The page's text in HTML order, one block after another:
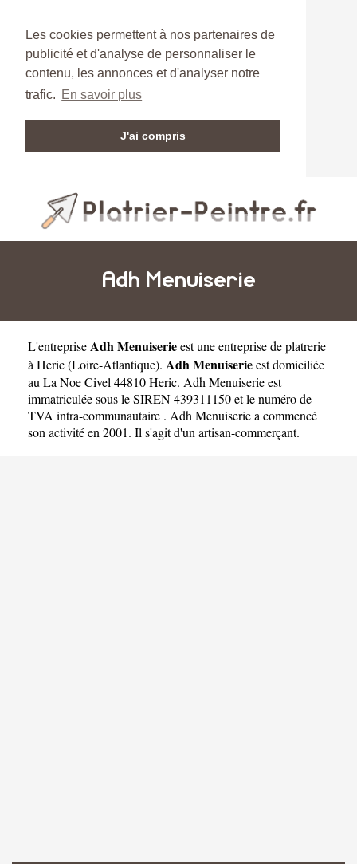
Les cookies permettent à nos partenaires de
publicité et d'analyse de personnaliser le
contenu, les annonces et d'analyser notre
trafic. En savoir plus
J'ai compris
Adh Menuiserie
L'entrepriseAdh Menuiserieest uneentreprise de platrerie
à Heric(Loire-Atlantique). Adh Menuiserieest domiciliée
au La Noe Civel 44810 Heric. Adh Menuiserie est
immatriculée sous le SIREN 439311150 et le numéro de
TVA intra-communautaire . Adh Menuiserie a commencé
son activité en 2001. Il s'agit d'un artisan-commerçant.